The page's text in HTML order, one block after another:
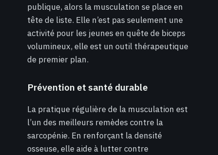
publique, alors la musculation se place en
tête de liste. Elle n’est pas seulement une
activité pour les jeunes en quête de biceps
volumineux, elle est un outil thérapeutique
de premier plan.
Prévention et santé durable
La pratique régulière de la musculation est
l’un des meilleurs remèdes contre la
sarcopénie. En renforçant la densité
osseuse, elle aide à lutter contre